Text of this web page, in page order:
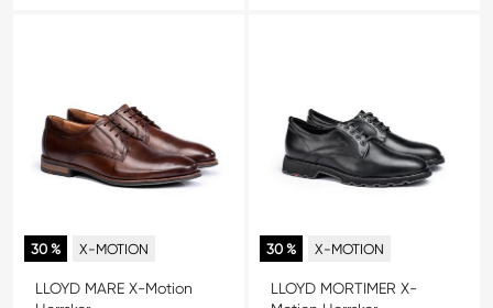
30 % X-MOTION
LLOYD MARE X-Motion
30 % X-MOTION
LLOYD MORTIMER X-